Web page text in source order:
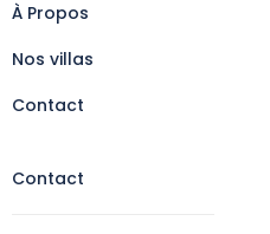
À Propos
Nos villas
Contact
Contact